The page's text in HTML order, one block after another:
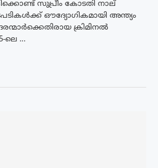
സുപ്രീം കോടതി നാല്
ഔദ്യോഗികമായി അന്ത്യം
ക്രിമിനൽ
ലെ …